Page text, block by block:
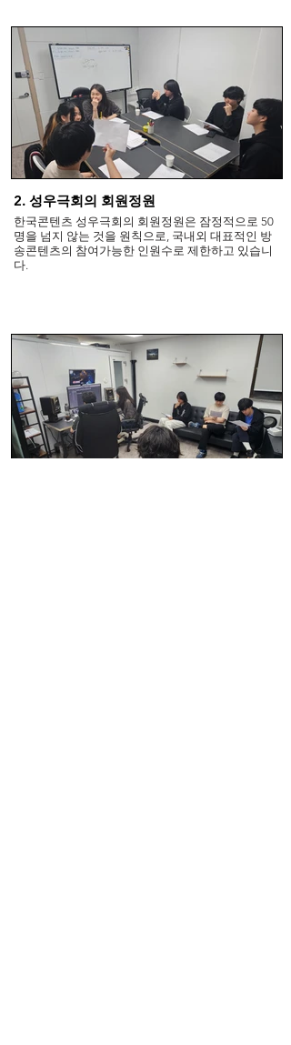
2. 성우극회의 회원정원
한국콘텐츠 성우극회의 회원정원은 잠정적으로 50
명을 넘지 않는 것을 원칙으로, 국내외 대표적인 방
송콘텐츠의 참여가능한 인원수로 제한하고 있습니
다.